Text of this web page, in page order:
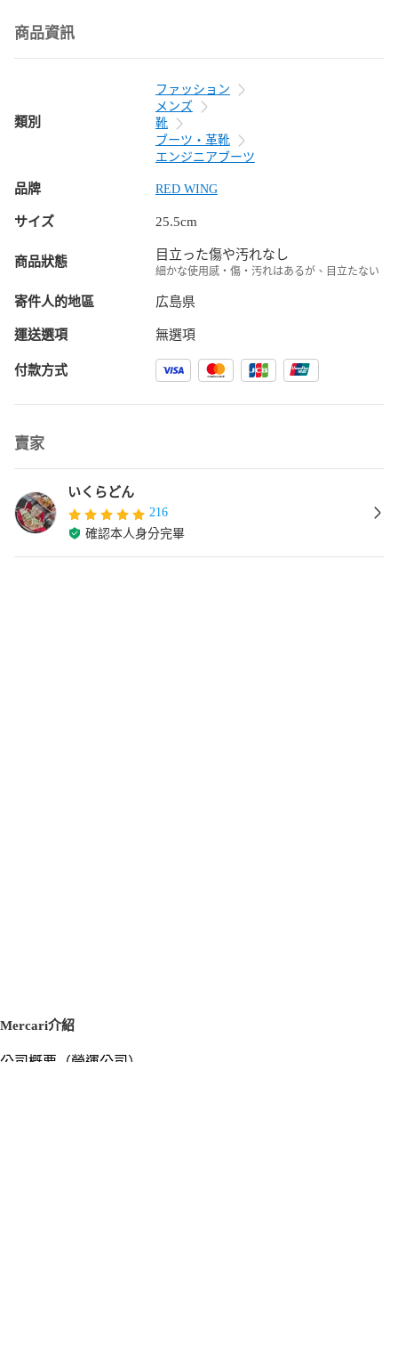
商品資訊
類別
ファッション
メンズ
靴
ブーツ・革靴
エンジニアブーツ
品牌 RED WING
サイズ 25.5cm
商品狀態 目立った傷や汚れなし
細かな使用感・傷・汚れはあるが、目立たない
寄件人的地區 広島県
運送選項 無選項
付款方式
賣家
いくらどん
216
確認本人身分完畢
Mercari介紹
公司概要（營運公司）